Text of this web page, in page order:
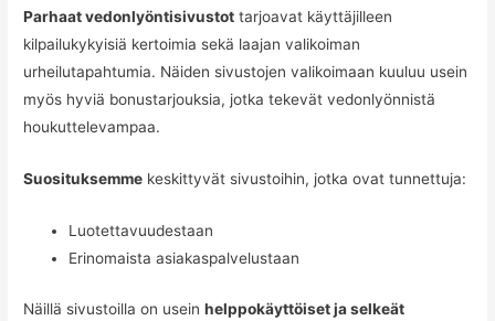
Parhaat vedonlyöntisivustot tarjoavat käyttäjilleen
kilpailukykyisiä kertoimia sekä laajan valikoiman
urheilutapahtumia. Näiden sivustojen valikoimaan kuuluu usein
myös hyviä bonustarjouksia, jotka tekevät vedonlyönnistä
houkuttelevampaa.
Suosituksemme keskittyvät sivustoihin, jotka ovat tunnettuja:
Luotettavuudestaan
Erinomaista asiakaspalvelustaan
Näillä sivustoilla on useinhelppokäyttöiset ja selkeät